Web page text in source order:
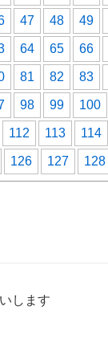
47 48 49
64 65 66
81 82 83
98 99 100
112 113 114
126 127 128
します